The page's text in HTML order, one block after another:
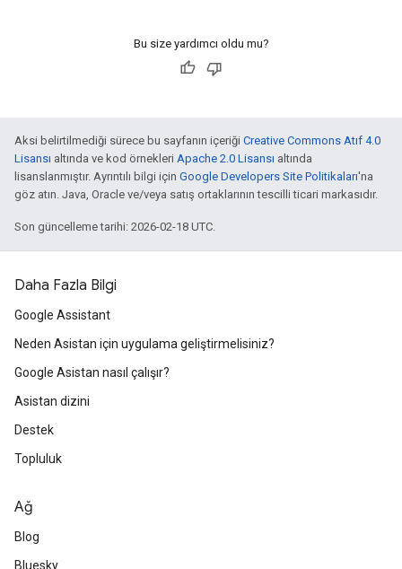
Bu size yardımcı oldu mu?
Aksi belirtilmediği sürece bu sayfanın içeriği Creative Commons Atıf 4.0
Lisansı altında ve kod örnekleri Apache 2.0 Lisansı altında
lisanslanmıştır. Ayrıntılı bilgi için Google Developers Site Politikaları'na
göz atın. Java, Oracle ve/veya satış ortaklarının tescilli ticari markasıdır.
Son güncelleme tarihi: 2026-02-18 UTC.
Daha Fazla Bilgi
Google Assistant
Neden Asistan için uygulama geliştirmelisiniz?
Google Asistan nasıl çalışır?
Asistan dizini
Destek
Topluluk
Ağ
Blog
Bluesky